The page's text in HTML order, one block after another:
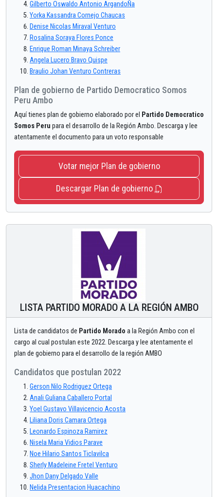
Gilberto Oswaldo Antonio ArgandoÑa
Yorka Kassandra Cornejo Chaucas
Denise Nicolas Miraval Venturo
Rosalina Soraya Flores Ponce
Enrique Roman Minaya Schreiber
Angela Lucero Bravo Quispe
Braulio Johan Venturo Contreras
Plan de gobierno de Partido Democratico Somos
Peru Ambo
Aquí tienes plan de gobierno elaborado por el Partido Democratico
Somos Peru para el desarrollo de la Región Ambo. Descarga y lee
atentamente el documento para un voto responsable
Votar mejor Plan de gobierno
Descargar Plan de gobierno
LISTA PARTIDO MORADO A LA REGIÓN AMBO
Lista de candidatos de Partido Morado a la Región Ambo con el
cargo al cual postulan este 2022. Descarga y lee atentamente el
plan de gobierno para el desarrollo de la región AMBO
Candidatos que postulan 2022
Gerson Nilo Rodriguez Ortega
Anali Guliana Caballero Portal
Yoel Gustavo Villavicencio Acosta
Liliana Doris Camara Ortega
Leonardo Espinoza Ramirez
Nisela Maria Vidios Parave
Noe Hilario Santos Ticlavilca
Sherly Madeleine Fretel Venturo
Jhon Dany Delgado Valle
Nelida Presentacion Huacachino